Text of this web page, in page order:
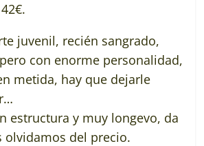
juvenil, recién sangrado,
con enorme personalidad,
metida, hay que dejarle
estructura y muy longevo, da
olvidamos del precio.